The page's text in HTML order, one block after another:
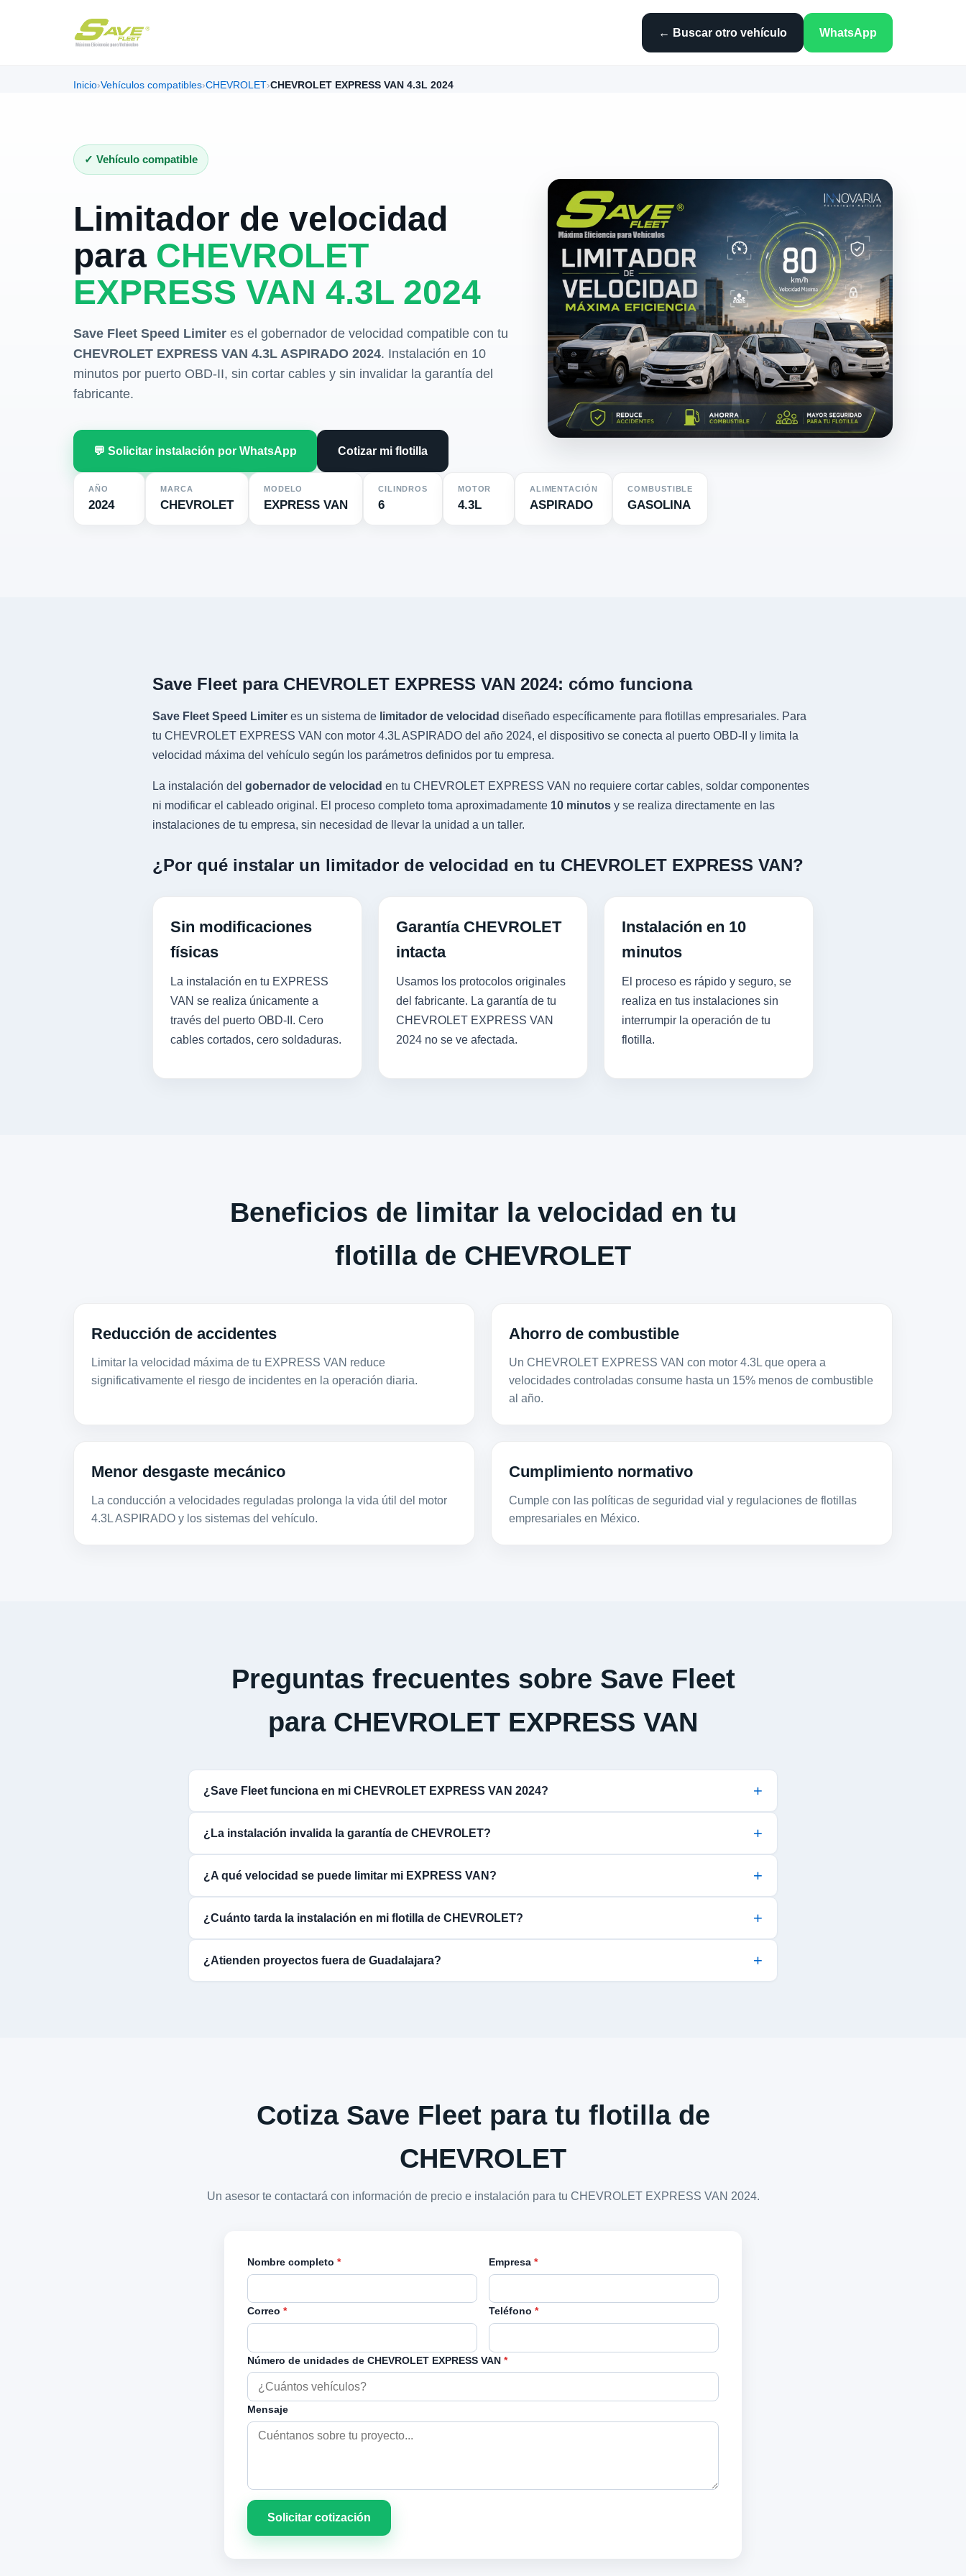
← Buscar otro vehículo WhatsApp
Inicio›Vehículos compatibles›CHEVROLET›CHEVROLET EXPRESS VAN 4.3L 2024
✓ Vehículo compatible
Limitador de velocidad
para CHEVROLET
EXPRESS VAN 4.3L 2024
Save Fleet Speed Limiter es el gobernador de velocidad compatible con tu
CHEVROLET EXPRESS VAN 4.3L ASPIRADO 2024. Instalación en 10
minutos por puerto OBD-II, sin cortar cables y sin invalidar la garantía del
fabricante.
💬 Solicitar instalación por WhatsApp Cotizar mi flotilla
AÑO
2024
MARCA
CHEVROLET
MODELO
EXPRESS VAN
CILINDROS
6
MOTOR
4.3L
ALIMENTACIÓN
ASPIRADO
COMBUSTIBLE
GASOLINA
Save Fleet para CHEVROLET EXPRESS VAN 2024: cómo funciona
Save Fleet Speed Limiter es un sistema de limitador de velocidad diseñado específicamente para flotillas empresariales. Para
tu CHEVROLET EXPRESS VAN con motor 4.3L ASPIRADO del año 2024, el dispositivo se conecta al puerto OBD-II y limita la
velocidad máxima del vehículo según los parámetros definidos por tu empresa.
La instalación del gobernador de velocidad en tu CHEVROLET EXPRESS VAN no requiere cortar cables, soldar componentes
ni modificar el cableado original. El proceso completo toma aproximadamente 10 minutos y se realiza directamente en las
instalaciones de tu empresa, sin necesidad de llevar la unidad a un taller.
¿Por qué instalar un limitador de velocidad en tu CHEVROLET EXPRESS VAN?
Sin modificaciones
físicas
La instalación en tu EXPRESS
VAN se realiza únicamente a
través del puerto OBD-II. Cero
cables cortados, cero soldaduras.
Garantía CHEVROLET
intacta
Usamos los protocolos originales
del fabricante. La garantía de tu
CHEVROLET EXPRESS VAN
2024 no se ve afectada.
Instalación en 10
minutos
El proceso es rápido y seguro, se
realiza en tus instalaciones sin
interrumpir la operación de tu
flotilla.
Beneficios de limitar la velocidad en tu
flotilla de CHEVROLET
Reducción de accidentes
Limitar la velocidad máxima de tu EXPRESS VAN reduce
significativamente el riesgo de incidentes en la operación diaria.
Ahorro de combustible
Un CHEVROLET EXPRESS VAN con motor 4.3L que opera a
velocidades controladas consume hasta un 15% menos de combustible
al año.
Menor desgaste mecánico
La conducción a velocidades reguladas prolonga la vida útil del motor
4.3L ASPIRADO y los sistemas del vehículo.
Cumplimiento normativo
Cumple con las políticas de seguridad vial y regulaciones de flotillas
empresariales en México.
Preguntas frecuentes sobre Save Fleet
para CHEVROLET EXPRESS VAN
¿Save Fleet funciona en mi CHEVROLET EXPRESS VAN 2024?
¿La instalación invalida la garantía de CHEVROLET?
¿A qué velocidad se puede limitar mi EXPRESS VAN?
¿Cuánto tarda la instalación en mi flotilla de CHEVROLET?
¿Atienden proyectos fuera de Guadalajara?
Cotiza Save Fleet para tu flotilla de
CHEVROLET
Un asesor te contactará con información de precio e instalación para tu CHEVROLET EXPRESS VAN 2024.
Nombre completo * Empresa *
Correo * Teléfono *
Número de unidades de CHEVROLET EXPRESS VAN *
Mensaje
Solicitar cotización